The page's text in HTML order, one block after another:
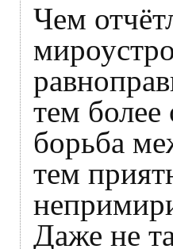
Чем
тем более
борьба
тем
Даже не